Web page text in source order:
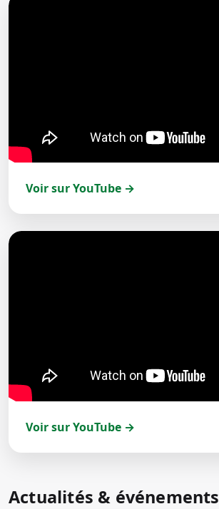
Voir sur YouTube →
Voir sur YouTube →
Actualités & événements